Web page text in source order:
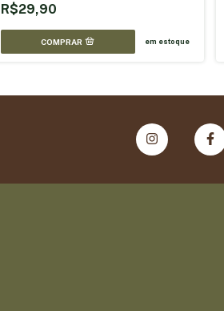
R$29,90
em estoque